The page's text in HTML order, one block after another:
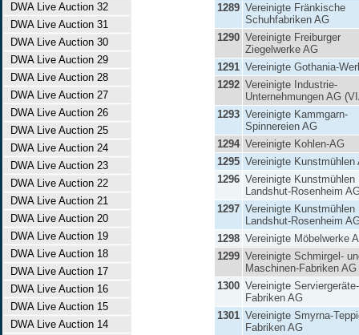
DWA Live Auction 32
DWA Live Auction 31
DWA Live Auction 30
DWA Live Auction 29
DWA Live Auction 28
DWA Live Auction 27
DWA Live Auction 26
DWA Live Auction 25
DWA Live Auction 24
DWA Live Auction 23
DWA Live Auction 22
DWA Live Auction 21
DWA Live Auction 20
DWA Live Auction 19
DWA Live Auction 18
DWA Live Auction 17
DWA Live Auction 16
DWA Live Auction 15
DWA Live Auction 14
1289 Vereinigte Fränkische
Schuhfabriken AG
1290 Vereinigte Freiburger
Ziegelwerke AG
1291 Vereinigte Gothania-
1292 Vereinigte Industrie-
Unternehmungen AG
1293 Vereinigte Kammgarn-
Spinnereien AG
1294 Vereinigte Kohlen-AG
1295 Vereinigte Kunstmühlen
1296 Vereinigte Kunstmühlen
Landshut-Rosenheim
1297 Vereinigte Kunstmühlen
Landshut-Rosenheim
1298 Vereinigte Möbelwerke
1299 Vereinigte Schmirgel-
Maschinen-Fabriken AG
1300 Vereinigte Serviergeräte-
Fabriken AG
1301 Vereinigte Smyrna-
Fabriken AG